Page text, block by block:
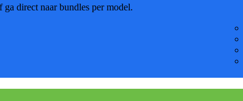
direct naar bundles per model.